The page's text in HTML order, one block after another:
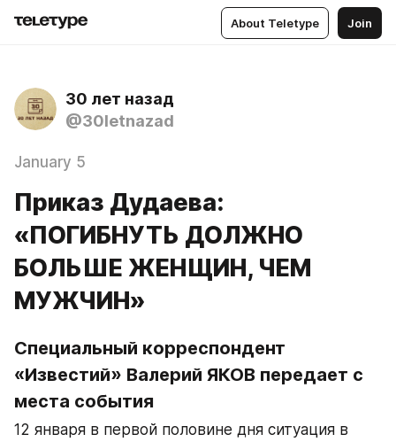
About Teletype Join
30 лет назад
@30letnazad
January 5
Приказ Дудаева:
«ПОГИБНУТЬ ДОЛЖНО
БОЛЬШЕ ЖЕНЩИН, ЧЕМ
МУЖЧИН»
Специальный корреспондент
«Известий» Валерий ЯКОВ передает с
места события
12 января в первой половине дня ситуация в